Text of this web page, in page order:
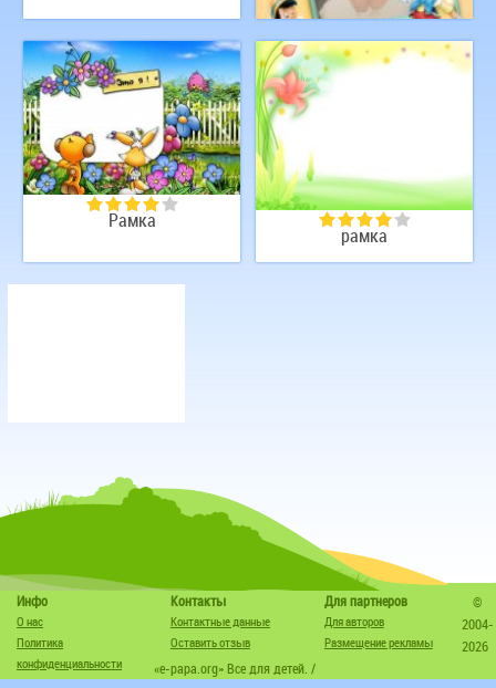
Рамочка с Пинокио
Рамка
рамка
Инфо
О нас
Политика
конфиденциальности
Контакты
Контактные данные
Оставить отзыв
Для партнеров
Для авторов
Размещение рекламы
©
2004-
2026
«e-papa.org» Все для детей. /